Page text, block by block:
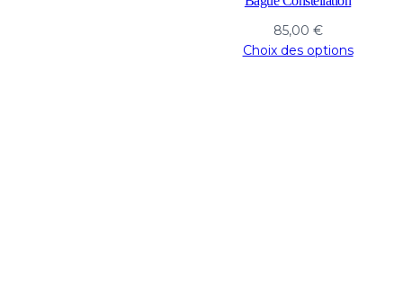
85,00 €
Choix des options